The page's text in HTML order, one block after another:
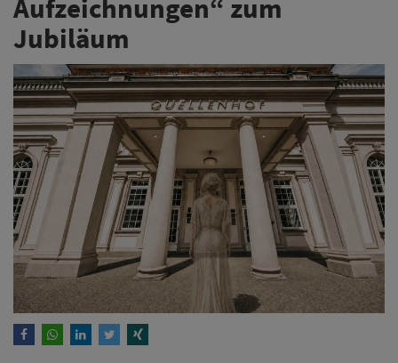
Aufzeichnungen“ zum
Jubiläum